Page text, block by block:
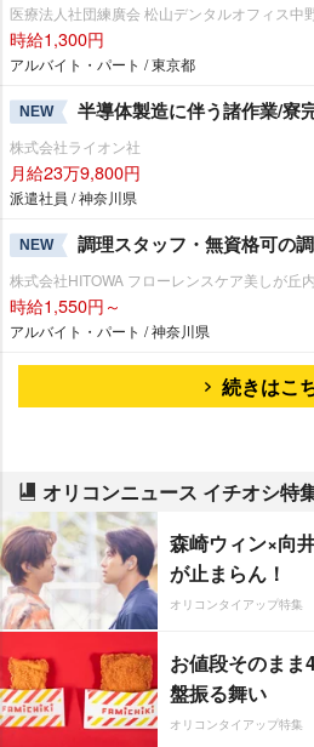
医療法人社団練廣会 松山デンタルオフィス中
時給1,300円
アルバイト・パート / 東京都
NEW 半導体製造に伴う諸作業/寮
株式会社ライオン社
月給23万9,800円
派遣社員 / 神奈川県
NEW 調理スタッフ・無資格可の
株式会社HITOWA フローレンスケア美しが丘
時給1,550円～
アルバイト・パート / 神奈川県
続きはこ
オリコンニュース イチオシ特
森崎ウィン×向
が止まらん！
オリコンタイアップ特集
お値段そのま
盤振る舞い
オリコンタイアップ特集